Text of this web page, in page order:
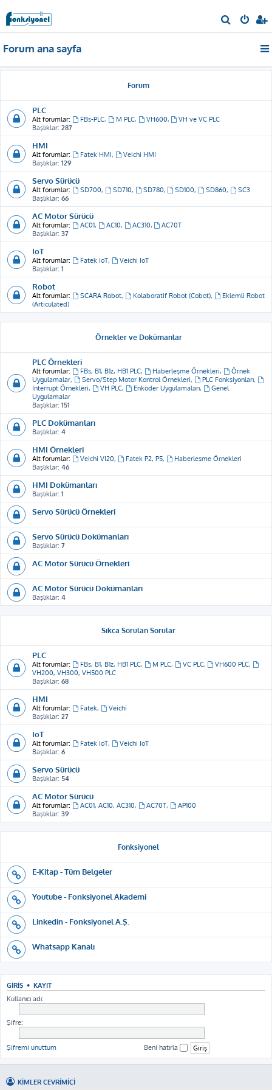
r
Forum ana sayfa
Forum
PLC
Alt forumlar: FBs-PLC, M PLC, VH600,
VH ve VC PLC
Başlıklar: 287
HMI
Alt forumlar: Fatek HMI,
Veichi HMI
Başlıklar: 129
Servo Sürücü
Alt forumlar: SD700, SD710, SD780, SD100, SD860,
SC3
Başlıklar: 66
AC Motor Sürücü
Alt forumlar: AC01, AC10, AC310,
AC70T
Başlıklar: 37
IoT
Alt forumlar: Fatek IoT,
Veichi IoT
Başlıklar: 1
Robot
Alt forumlar: SCARA Robot, Kolaboratif Robot (Cobot),
Eklemli Robot
(Articulated)
Örnekler ve Dokümanlar
PLC Örnekleri
Alt forumlar: FBs, B1, B1z, HB1 PLC, Haberleşme Örnekleri,
Örnek
Uygulamalar, Servo/Step Motor Kontrol Örnekleri, PLC Fonksiyonları,
Interrupt Örnekleri, VH PLC, Enkoder Uygulamaları,
Genel
Uygulamalar
Başlıklar: 151
PLC Dokümanları
Başlıklar: 4
HMI Örnekleri
Alt forumlar: Veichi VI20, Fatek P2, P5,
Haberleşme Örnekleri
Başlıklar: 46
HMI Dokümanları
Başlıklar: 1
Servo Sürücü Örnekleri
Servo Sürücü Dokümanları
Başlıklar: 7
AC Motor Sürücü Örnekleri
AC Motor Sürücü Dokümanları
Başlıklar: 4
Sıkça Sorulan Sorular
PLC
Alt forumlar: FBs, B1, B1z, HB1 PLC, M PLC, VC PLC, VH600 PLC,
VH200, VH300, VH500 PLC
Başlıklar: 68
HMI
Alt forumlar: Fatek,
Veichi
Başlıklar: 27
IoT
Alt forumlar: Fatek IoT,
Veichi IoT
Başlıklar: 6
Servo Sürücü
Başlıklar: 54
AC Motor Sürücü
Alt forumlar: AC01, AC10, AC310, AC70T,
AP100
Başlıklar: 39
Fonksiyonel
E-Kitap - Tüm Belgeler
Youtube - Fonksiyonel Akademi
Linkedin - Fonksiyonel A.Ş.
Whatsapp Kanalı
GIRIŞ • KAYIT
Kullanıcı adı:
Şifre:
Şifremi unuttum Beni hatırla
KIMLER ÇEVRIMIÇI